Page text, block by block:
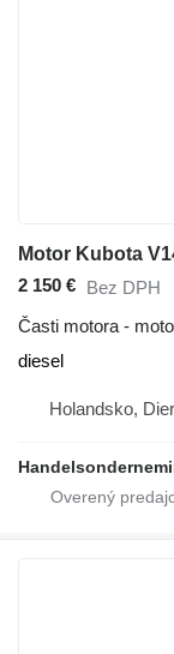
2 150 € Bez DPH
Časti motora -
diesel
Holandsko,